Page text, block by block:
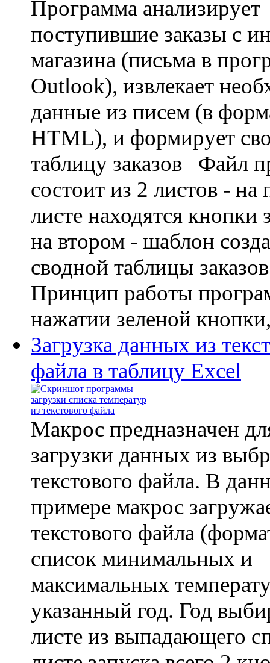
Программа анализирует
поступившие заказы с
магазина (письма в
Outlook), извлекает
данные из писем (в
HTML), и формирует
таблицу заказов Файл
состоит из 2 листов - на
листе находятся кнопки
на втором - шаблон
сводной таблицы
Принцип работы
нажатии зеленой
Загрузка данных из
файла в таблицу Excel
Макрос предназначен
загрузки данных из
текстового файла. В
примере макрос
текстового файла
список минимальных и
максимальных
указанный год. Год
листе из выпадающего